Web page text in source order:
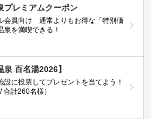
プレミアムクーポン
会員向け 通常よりもお得な「特別価
泉を満喫できる！
泉 百名湯2026】
設に投票してプレゼントを当てよう！
合計260名様）